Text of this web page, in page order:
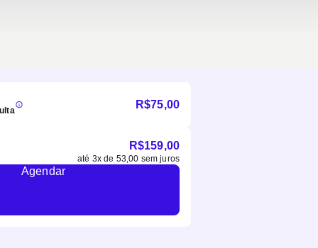
R$75,00
R$159,00
até 3x de 53,00 sem juros
Agendar